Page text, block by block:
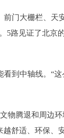
门大栅栏、天
5路见证了北京
到中轴线。“这
腾退和周边环
舒适、环保、